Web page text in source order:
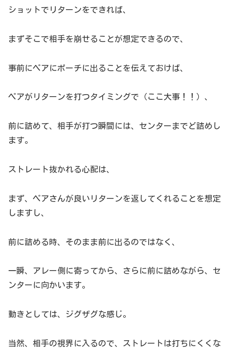
ショットでリターンをできれば、
まずそこで相手を崩せることが想定できるので、
事前にペアにポーチに出ることを伝えておけば、
ペアがリターンを打つタイミングで（ここ大事！！）、
前に詰めて、相手が打つ瞬間には、センターまでど詰めし
ます。
ストレート抜かれる心配は、
まず、ペアさんが良いリターンを返してくれることを想定
しますし、
前に詰める時、そのまま前に出るのではなく、
一瞬、アレー側に寄ってから、さらに前に詰めながら、セ
ンターに向かいます。
動きとしては、ジグザグな感じ。
当然、相手の視界に入るので、ストレートは打ちにくくな